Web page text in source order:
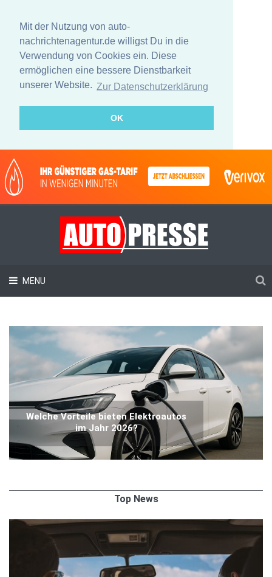
Mit der Nutzung von auto-
nachrichtenagentur.de willigst Du in die
Verwendung von Cookies ein. Diese
ermöglichen eine bessere Dienstbarkeit
unserer Website. Zur Datenschutzerklärung
OK
MENU
Welche Vorteile bieten Elektroautos
im Jahr 2026?
Top News